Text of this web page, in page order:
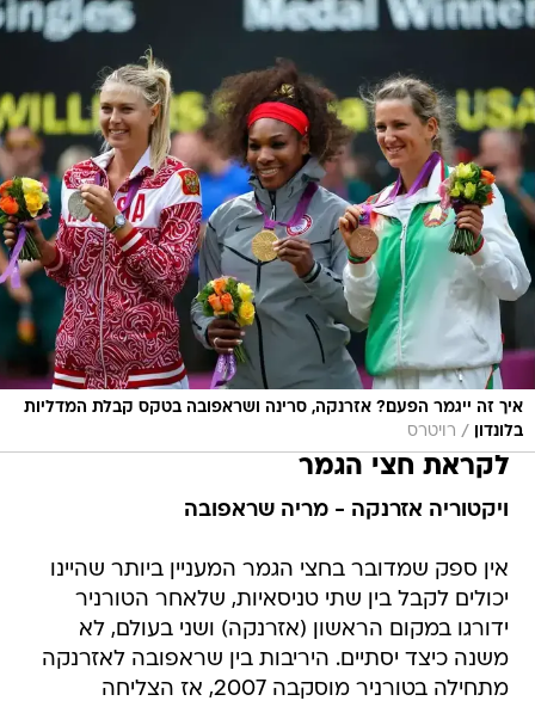
איך זה ייגמר הפעם? אזרנקה, סרינה ושראפובה בטקס קבלת המדליות
בלונדון
/ רויטרס
לקראת חצי הגמר
ויקטוריה אזרנקה - מריה שראפובה
אין ספק שמדובר בחצי הגמר המעניין ביותר שהיינו
יכולים לקבל בין שתי טניסאיות, שלאחר הטורניר
ידורגו במקום הראשון (אזרנקה) ושני בעולם, לא
משנה כיצד יסתיים. היריבות בין שראפובה לאזרנקה
מתחילה בטורניר מוסקבה 2007, אז הצליחה